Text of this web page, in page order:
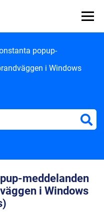
popup-
i Windows
meddelanden
i Windows